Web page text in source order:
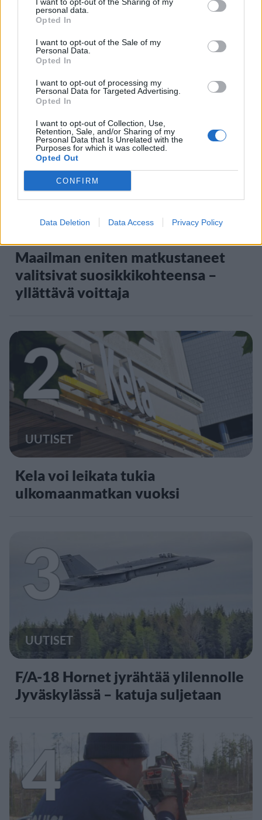
personal data.
Opted In
I want to opt-out of the Sale of my
Personal Data.
Opted In
I want to opt-out of processing my
Personal Data for Targeted Advertising.
Opted In
I want to opt-out of Collection, Use,
Retention, Sale, and/or Sharing of my
Personal Data that Is Unrelated with the
Purposes for which it was collected.
Opted Out
CONFIRM
Data Deletion Data Access Privacy Policy
Staran luetuimmat
1
MATKAILU
Maailman eniten matkustaneet
valitsivat suosikkikohteensa –
yllättävä voittaja
2
UUTISET
Kela voi leikata tukia
ulkomaanmatkan vuoksi
3
UUTISET
F/A-18 Hornet jyrähtää ylilennolle
Jyväskylässä – katuja suljetaan
4